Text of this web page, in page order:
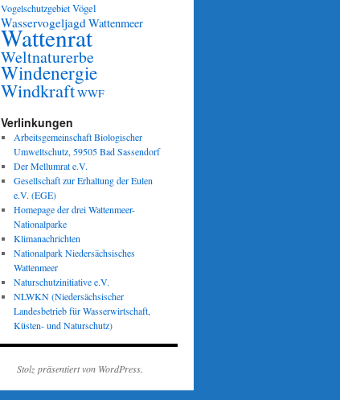
VogelschutzgebietVögel
WasservogeljagdWattenmeer
Wattenrat
Weltnaturerbe
Windenergie
WindkraftWWF
Verlinkungen
Arbeitsgemeinschaft Biologischer
Umweltschutz, 59505 Bad Sassendorf
Der Mellumrat e.V.
Gesellschaft zur Erhaltung der Eulen
e.V. (EGE)
Homepage der drei Wattenmeer-
Nationalparke
Klimanachrichten
Nationalpark Niedersächsisches
Wattenmeer
Naturschutzinitiative e.V.
NLWKN (Niedersächsischer
Landesbetrieb für Wasserwirtschaft,
Küsten- und Naturschutz)
Stolz präsentiert von WordPress.